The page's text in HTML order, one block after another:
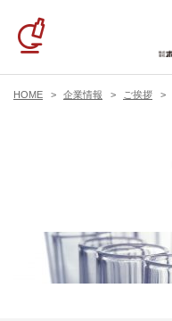
HOME 企業情報 ご挨拶